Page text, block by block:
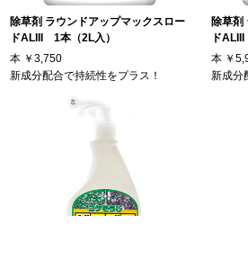
除草剤 ラウンドアップマックスロー
ドALIII 1本（2L入）
本 ￥3,750
新成分配合で持続性をプラス！
除草剤
ド
本 ￥
新成分